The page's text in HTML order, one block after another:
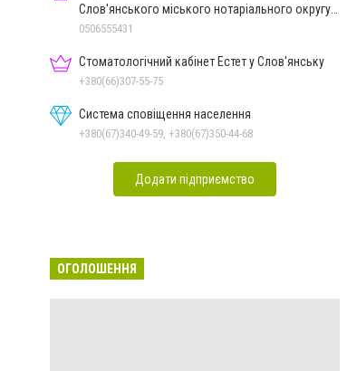
Слов'янського міського нотаріального округу
Дон.обл.
0506555431
Стоматологічний кабінет Естет у Слов'янську
+380(66)307-55-75
Система сповіщення населення
+380(67)340-49-59, +380(67)350-44-68
Додати підприємство
ОГОЛОШЕННЯ